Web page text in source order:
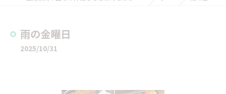
雨の金曜日
2025/10/31